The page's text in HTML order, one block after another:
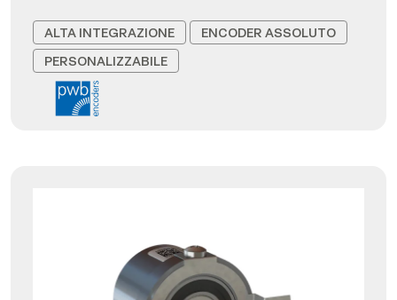
ALTA INTEGRAZIONE
ENCODER ASSOLUTO
PERSONALIZZABILE